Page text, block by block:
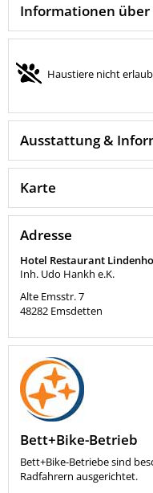
Informationen über
Haustiere nicht
Ausstattung &
Karte
Adresse
Hotel Restaurant
Inh. Udo Hankh e.K.
Alte Emsstr. 7
48282 Emsdetten
Bett+Bike-Betrieb
Bett+Bike-Betriebe sind
Radfahrern ausgerichtet.